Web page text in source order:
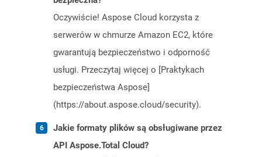
Oczywiście! Aspose Cloud korzysta z
serwerów w chmurze Amazon EC2, które
gwarantują bezpieczeństwo i odporność
usługi. Przeczytaj więcej o [Praktykach
bezpieczeństwa Aspose]
(https://about.aspose.cloud/security).
Jakie formaty plików są obsługiwane przez
API Aspose.Total Cloud?